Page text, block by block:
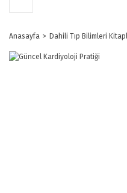
Anasayfa Dahili Tıp Bilimleri